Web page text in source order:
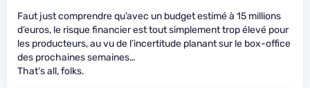
Faut just comprendre qu’avec un budget estimé à 15 millions
d’euros, le risque financier est tout simplement trop élevé pour
les producteurs, au vu de l’incertitude planant sur le box-office
des prochaines semaines…
That’s all, folks.